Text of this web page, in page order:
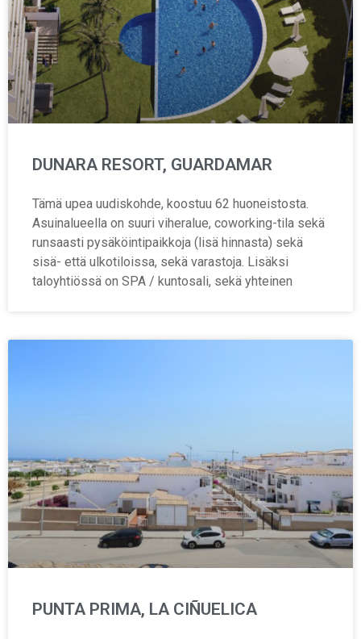
DUNARA RESORT, GUARDAMAR
Tämä upea uudiskohde, koostuu 62 huoneistosta.
Asuinalueella on suuri viheralue, coworking-tila sekä
runsaasti pysäköintipaikkoja (lisä hinnasta) sekä
sisä- että ulkotiloissa, sekä varastoja. Lisäksi
taloyhtiössä on SPA / kuntosali, sekä yhteinen
PUNTA PRIMA, LA CIÑUELICA